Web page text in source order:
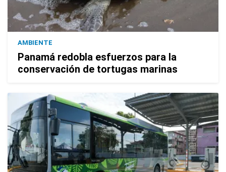
AMBIENTE
Panamá redobla esfuerzos para la
conservación de tortugas marinas